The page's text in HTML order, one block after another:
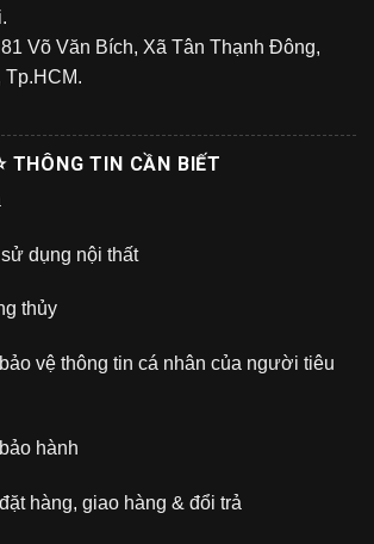
81 Võ Văn Bích, Xã Tân Thạnh Đông,
Tp.HCM.
THÔNG TIN CẦN BIẾT
dụng nội thất
thủy
vệ thông tin cá nhân của người tiêu
hành
hàng, giao hàng & đổi trả